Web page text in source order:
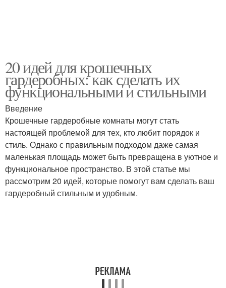
20 идей для крошечных
гардеробных: как сделать их
функциональными и стильными
Введение
Крошечные гардеробные комнаты могут стать
настоящей проблемой для тех, кто любит порядок и
стиль. Однако с правильным подходом даже самая
маленькая площадь может быть превращена в уютное и
функциональное пространство. В этой статье мы
рассмотрим 20 идей, которые помогут вам сделать ваш
гардеробный стильным и удобным.